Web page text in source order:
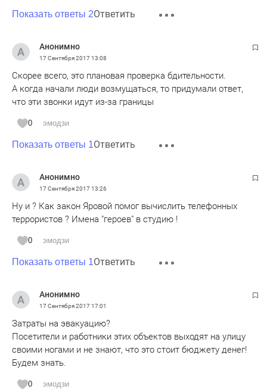
Показать ответы 2Ответить
Анонимно
17 Сентября 201713:08
Скорее всего, это плановая проверка бдительности.
А когда начали люди возмущаться, то придумали ответ,
что эти звонки идут из-за границы
0 эмодзи
Показать ответы 1Ответить
Анонимно
17 Сентября 201713:26
Ну и ? Как закон Яровой помог вычислить телефонных
террористов ? Имена "героев" в студию !
0 эмодзи
Показать ответы 1Ответить
Анонимно
17 Сентября 201717:01
Затраты на эвакуацию?
Посетители и работники этих объектов выходят на улицу
своими ногами и не знают, что это стоит бюджету денег!
Будем знать.
0 эмодзи